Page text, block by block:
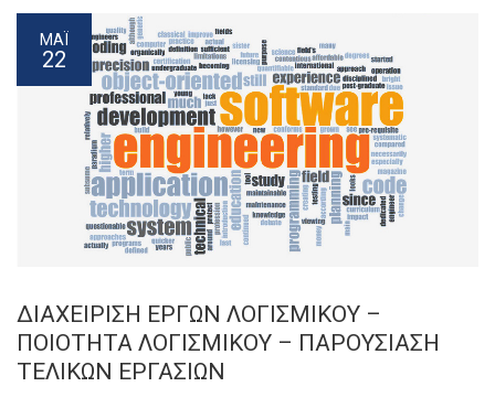
ΜΆΙ
22
ΔΙΑΧΕΙΡΙΣΗ ΕΡΓΩΝ ΛΟΓΙΣΜΙΚΟΥ –
ΠΟΙΟΤΗΤΑ ΛΟΓΙΣΜΙΚΟΥ – ΠΑΡΟΥΣΙΑΣΗ
ΤΕΛΙΚΩΝ ΕΡΓΑΣΙΩΝ